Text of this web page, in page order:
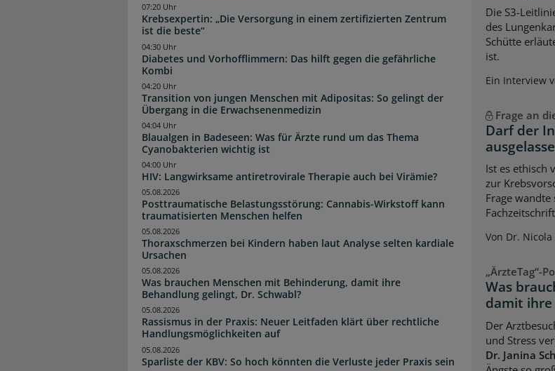
Krebsexpertin: „Die Versorgung in einem zertifizierten Zentrum
ist die beste“
07:20 Uhr
Diabetes und Vorhofflimmern: Das hilft gegen die gefährliche
Kombi
04:30 Uhr
Transition von jungen Menschen mit Adipositas: So gelingt der
Übergang in die Erwachsenenmedizin
04:20 Uhr
Blaualgen in Badeseen: Was für Ärzte rund um das Thema
Cyanobakterien wichtig ist
04:04 Uhr
HIV: Langwirksame antiretrovirale Therapie auch bei Virämie?
04:00 Uhr
Posttraumatische Belastungsstörung: Cannabis-Wirkstoff kann
traumatisierten Menschen helfen
05.08.2026
Thoraxschmerzen bei Kindern haben laut Analyse selten kardiale
Ursachen
05.08.2026
Was brauchen Menschen mit Behinderung, damit ihre
Behandlung gelingt, Dr. Schwabl?
05.08.2026
Rassismus in der Praxis: Neuer Leitfaden klärt über rechtliche
Handlungsmöglichkeiten auf
05.08.2026
Sparliste der KBV: So hoch könnten die Verluste jeder Praxis sein
05.08.2026
Die S3-
des
Schütte
ist.
Ein Interview
Frage an
Darf der
Ist es ethisch
zur
Frage
Von Dr. Nicola
„ÄrzteTag“-
Was
damit ihre
Der
und Stress
Dr. Janina